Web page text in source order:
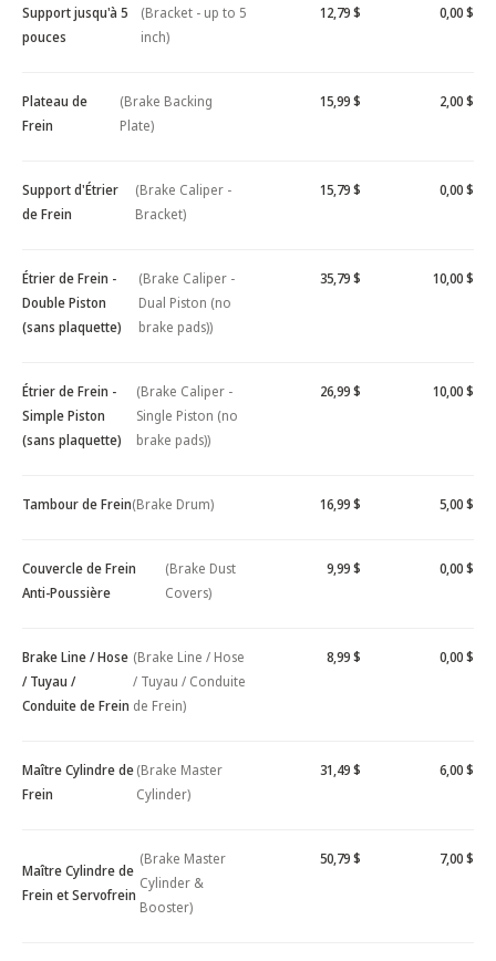
Support jusqu'à 5
pouces
(Bracket - up to 5
inch)
12,79 $ 0,00 $
Plateau de
Frein
(Brake Backing
Plate)
15,99 $ 2,00 $
Support d'Étrier
de Frein
(Brake Caliper -
Bracket)
15,79 $ 0,00 $
Étrier de Frein -
Double Piston
(sans plaquette)
(Brake Caliper -
Dual Piston (no
brake pads))
35,79 $ 10,00 $
Étrier de Frein -
Simple Piston
(sans plaquette)
(Brake Caliper -
Single Piston (no
brake pads))
26,99 $ 10,00 $
Tambour de Frein(Brake Drum) 16,99 $ 5,00 $
Couvercle de Frein
Anti-Poussière
(Brake Dust
Covers)
9,99 $ 0,00 $
Brake Line / Hose
/ Tuyau /
Conduite de Frein
(Brake Line / Hose
/ Tuyau / Conduite
de Frein)
8,99 $ 0,00 $
Maître Cylindre de
Frein
(Brake Master
Cylinder)
31,49 $ 6,00 $
Maître Cylindre de
Frein et Servofrein
(Brake Master
Cylinder &
Booster)
50,79 $ 7,00 $